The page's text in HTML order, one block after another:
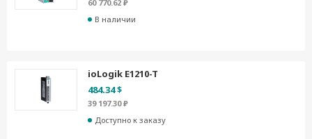
60 770.62 ₽
В наличии
ioLogik E1210-T
484.34 $
39 197.30 ₽
Доступно к заказу